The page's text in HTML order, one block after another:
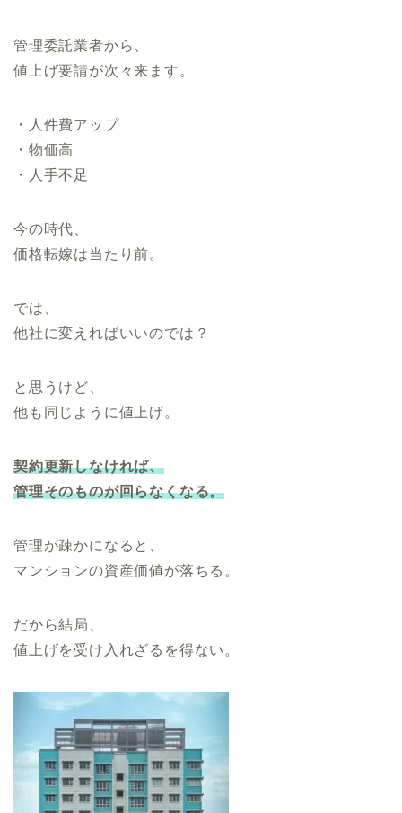
管理委託業者から、
値上げ要請が次々来ます。
・人件費アップ
・物価高
・人手不足
今の時代、
価格転嫁は当たり前。
では、
他社に変えればいいのでは？
と思うけど、
他も同じように値上げ。
契約更新しなければ、
管理そのものが回らなくなる。
管理が疎かになると、
マンションの資産価値が落ちる。
だから結局、
値上げを受け入れざるを得ない。